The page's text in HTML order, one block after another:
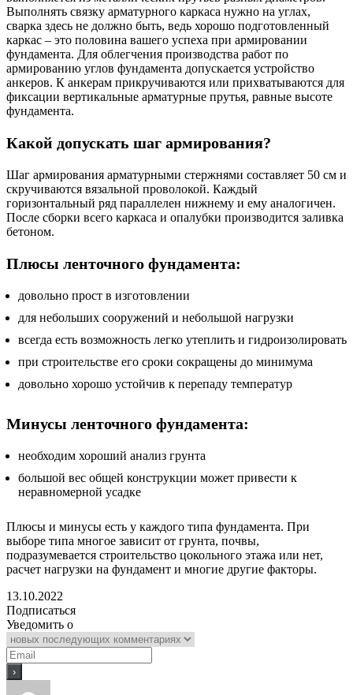
Выполнять связку арматурного каркаса нужно на углах,
сварка здесь не должно быть, ведь хорошо подготовленный
каркас – это половина вашего успеха при армировании
фундамента. Для облегчения производства работ по
армированию углов фундамента допускается устройство
анкеров. К анкерам прикручиваются или прихватываются для
фиксации вертикальные арматурные прутья, равные высоте
фундамента.
Какой допускать шаг армирования?
Шаг армирования арматурными стержнями составляет 50 см и
скручиваются вязальной проволокой. Каждый
горизонтальный ряд параллелен нижнему и ему аналогичен.
После сборки всего каркаса и опалубки производится заливка
бетоном.
Плюсы ленточного фундамента:
довольно прост в изготовлении
для небольших сооружений и небольшой нагрузки
всегда есть возможность легко утеплить и гидроизолировать
при строительстве его сроки сокращены до минимума
довольно хорошо устойчив к перепаду температур
Минусы ленточного фундамента:
необходим хороший анализ грунта
большой вес общей конструкции может привести к
неравномерной усадке
Плюсы и минусы есть у каждого типа фундамента. При
выборе типа многое зависит от грунта, почвы,
подразумевается строительство цокольного этажа или нет,
расчет нагрузки на фундамент и многие другие факторы.
13.10.2022
Подписаться
Уведомить о